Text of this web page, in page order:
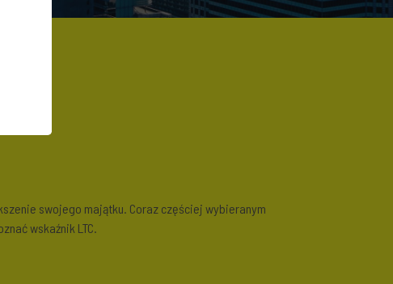
swojego majątku. Coraz częściej wybieranym
wskaźnik LTC.